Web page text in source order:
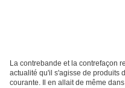
La contrebande et la contrefaçon
actualité qu'il s'agisse de produits
courante. Il en allait de même